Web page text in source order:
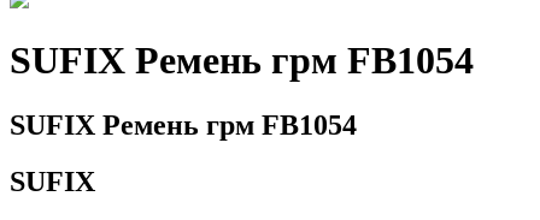
SUFIX Ремень грм FB1054
SUFIX Ремень грм FB1054
SUFIX